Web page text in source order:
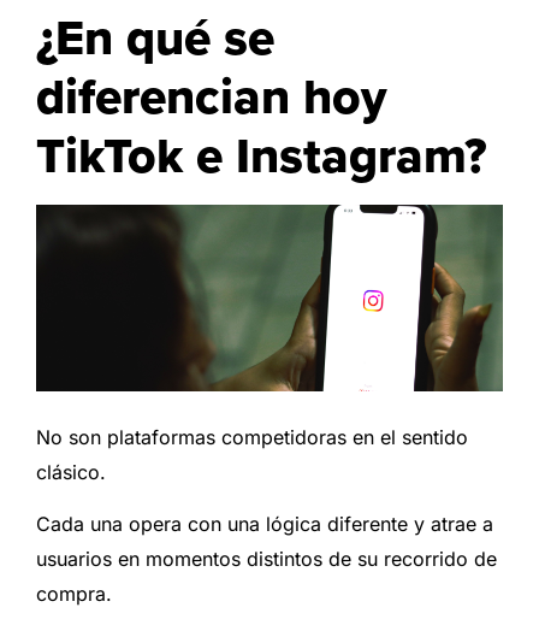
¿En qué se
diferencian hoy
TikTok e Instagram?
No son plataformas competidoras en el sentido
clásico.
Cada una opera con una lógica diferente y atrae a
usuarios en momentos distintos de su recorrido de
compra.